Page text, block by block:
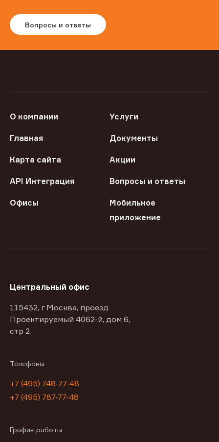
Вопросы и ответы
О компании Услуги
Главная Документы
Карта сайта Акции
API Интеграция Вопросы и ответы
Офисы
Мобильное
приложение
Центральный офис
115432, г Москва, проезд
Проектируемый 4062-й, дом 6,
стр 2
Телефоны
+7 (495) 748-77-48
+7 (495) 787-77-48
График работы